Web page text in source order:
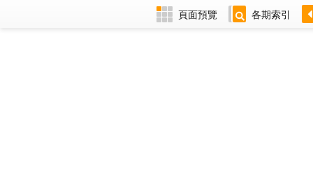
頁面預覽 各期索引